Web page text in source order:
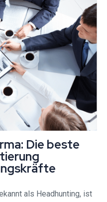
Die beste
als Headhunting, ist